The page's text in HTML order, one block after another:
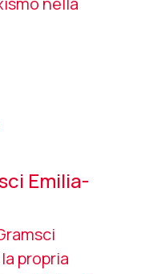
Emilia-
propria